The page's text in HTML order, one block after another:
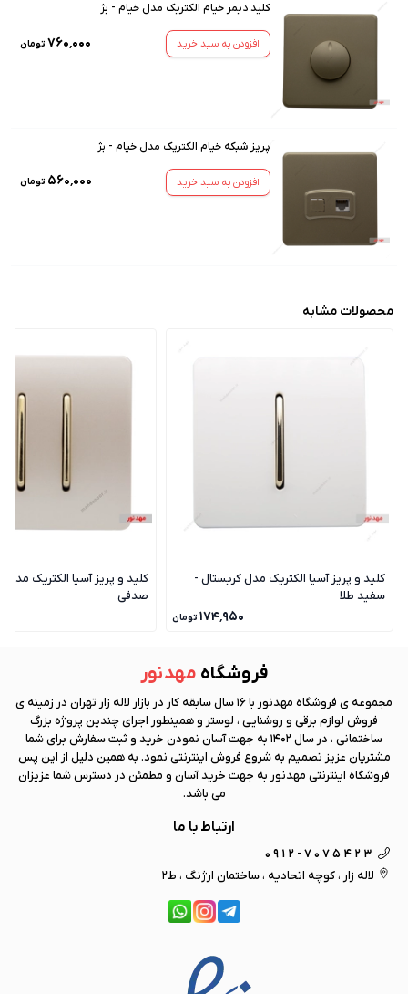
کلید دیمر خیام الکتریک مدل خیام - بژ
افزودن به سبد خرید ۷۶۰٬۰۰۰ تومان
پریز شبکه خیام الکتریک مدل خیام - بژ
افزودن به سبد خرید ۵۶۰٬۰۰۰ تومان
محصولات مشابه
کلید و پریز آسیا الکتریک مدل کریستال -
سفید طلا
۱۷۴٬۹۵۰ تومان
کلید و پریز آسیا الکتریک مدل
صدفی
فروشگاه مهد نور
مجموعه ی فروشگاه مهد نور
با 16 سال سابقه کار در بازار لاله زار تهران در زمینه ی
فروش لوازم برقی و روشنایی ، لوستر و همینطور اجرای چندین پروژه بزرگ
ساختمانی ، در سال 1402 به جهت آسان نمودن خرید و ثبت سفارش برای شما
مشتریان عزیز تصمیم به شروع فروش اینترنتی نمود. به همین دلیل از این پس
فروشگاه اینترنتی مهد نور به جهت خرید آسان و مطمئن در دسترس شما عزیزان
می باشد.
ارتباط با ما
0912-7075423
لاله زار ، کوچه اتحادیه ، ساختمان ارژنگ ، ط2